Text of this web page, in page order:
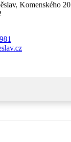
Komenského 20